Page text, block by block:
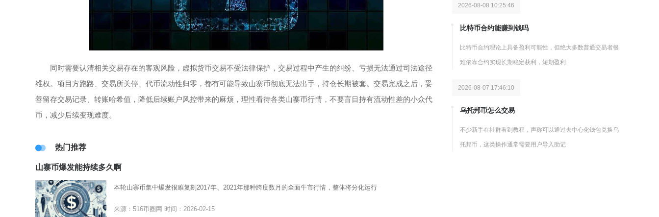
同时需要认清相关交易存在的客观风险，虚拟货币交易不受法律保护，交易过程中产生的纠纷、亏损无法通过司法途径
维权。项目方跑路、交易所关停、代币流动性归零，都有可能导致山寨币彻底无法出手，持仓长期被套。交易完成之后，妥
善留存交易记录、转账哈希值，降低后续账户风控带来的麻烦，理性看待各类山寨币行情，不要盲目持有流动性差的小众代
币，减少后续变现难度。
热门推荐
山寨币爆发能持续多久啊
本轮山寨币集中爆发很难复刻2017年、2021年那种跨度数月的全面牛市行情，整体将分化运行
来源：516币圈网 时间：2026-02-15
2026-08-08 10:25:46
比特币合约能赚到钱吗
比特币合约理论上具备盈利可能性，但绝大多数普通交易者很
难依靠合约实现长期稳定获利，短期盈利
2026-08-07 17:46:10
乌托邦币怎么交易
不少新手在社群看到教程，声称可以通过去中心化钱包兑换乌
托邦币，这类操作通常需要用户导入助记